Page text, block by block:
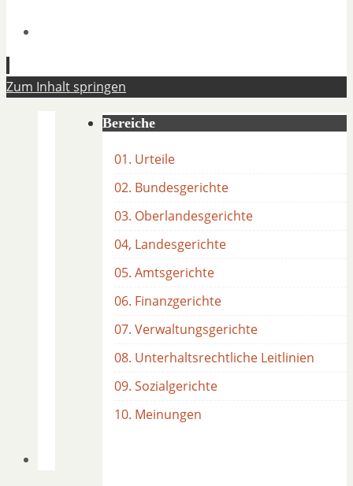
Zum Inhalt springen
Bereiche
01. Urteile
02. Bundesgerichte
03. Oberlandesgerichte
04, Landesgerichte
05. Amtsgerichte
06. Finanzgerichte
07. Verwaltungsgerichte
08. Unterhaltsrechtliche Leitlinien
09. Sozialgerichte
10. Meinungen